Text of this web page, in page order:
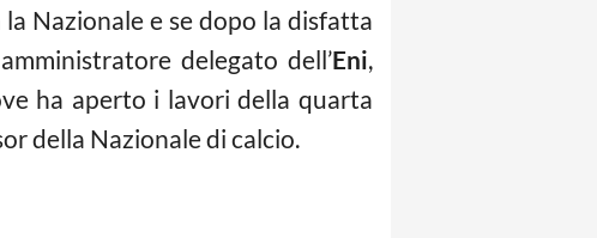
Nazionale e se dopo la disfatta
delegato dell’Eni,
ha aperto i lavori della quarta
della Nazionale di calcio.